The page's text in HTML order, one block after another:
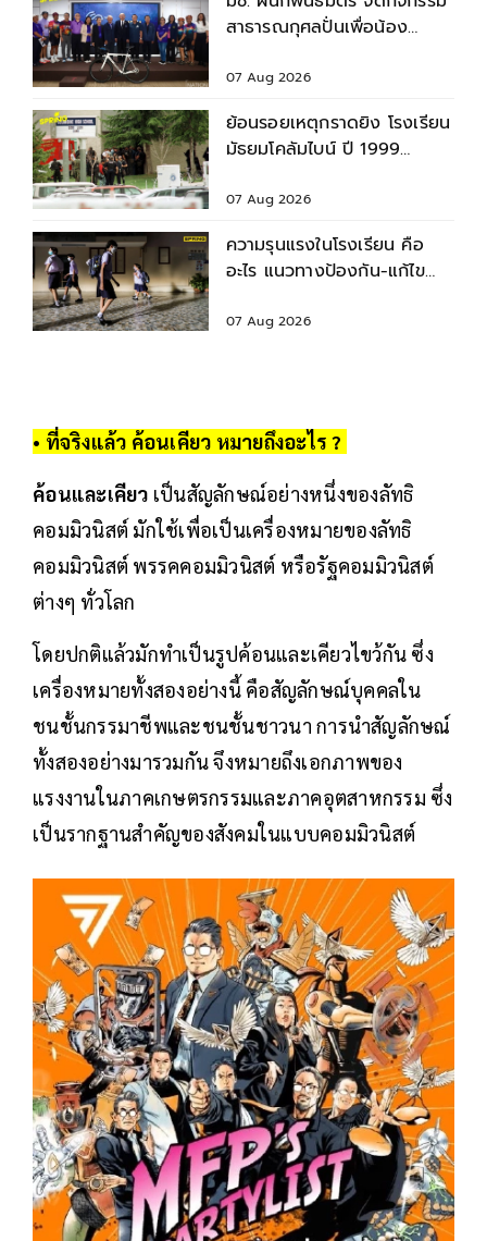
สาธารณกุศลปั่นเพื่อน้อง
07 Aug 2026
ย้อนรอยเหตุกราดยิง โรงเรียน
มัธยมโคลัมไบน์ ปี 1999
07 Aug 2026
ความรุนแรงในโรงเรียน คือ
อะไร แนวทางป้องกัน-แก้ไข
07 Aug 2026
• ที่จริงแล้ว ค้อนเคียว หมายถึงอะไร ?
ค้อนและเคียว เป็นสัญลักษณ์อย่างหนึ่งของลัทธิ
คอมมิวนิสต์ มักใช้เพื่อเป็นเครื่องหมายของลัทธิ
คอมมิวนิสต์ พรรคคอมมิวนิสต์ หรือรัฐคอมมิวนิสต์
ต่างๆ ทั่วโลก
โดยปกติแล้วมักทำเป็นรูปค้อนและเคียวไขว้กัน ซึ่ง
เครื่องหมายทั้งสองอย่างนี้ คือสัญลักษณ์บุคคลใน
ชนชั้นกรรมาชีพและชนชั้นชาวนา การนำสัญลักษณ์
ทั้งสองอย่างมารวมกัน จึงหมายถึงเอกภาพของ
แรงงานในภาคเกษตรกรรมและภาคอุตสาหกรรม ซึ่ง
เป็นรากฐานสำคัญของสังคมในแบบคอมมิวนิสต์